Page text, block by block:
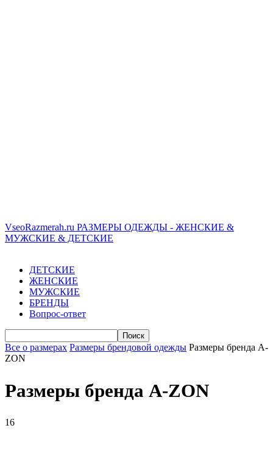
VseoRazmerah.ru РАЗМЕРЫ ОДЕЖДЫ - ЖЕНСКИЕ &
МУЖСКИЕ & ДЕТСКИЕ
ДЕТСКИЕ
ЖЕНСКИЕ
МУЖСКИЕ
БРЕНДЫ
Вопрос-ответ
Все о размерах Размеры брендовой одежды Размеры бренда A-
ZON
Размеры бренда A-ZON
16